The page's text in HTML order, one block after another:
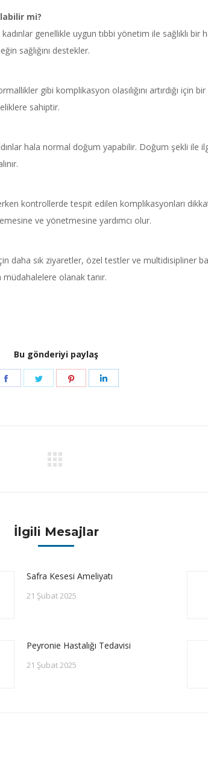
mi?
genellikle uygun tıbbi yönetim ile sağlıklı
sağlığını destekler.
gibi komplikasyon olasılığını artırdığı için
sahiptir.
hala normal doğum yapabilir. Doğum şekli ile
kontrollerde tespit edilen komplikasyonları
ve yönetmesine yardımcı olur.
daha sık ziyaretler, özel testler ve multidisipliner
olanak tanır.
Bu gönderiyi paylaş
Share
Share
Share
İlgili Mesajlar
Safra Kesesi Ameliyatı
21 Şubat 2025
Peyronie Hastalığı Tedavisi
21 Şubat 2025